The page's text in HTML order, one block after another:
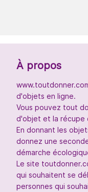
À propos
d'objets en ligne.
Vous pouvez tout
d'objet et la récupe
En donnant les
donnez une
démarche
Le site
qui souhaitent se
personnes qui